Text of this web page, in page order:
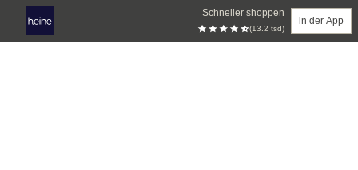
Schneller shoppen
(13.2 tsd)
in der App